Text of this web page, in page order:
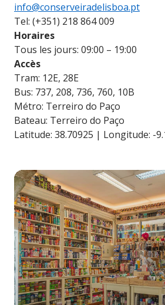
info@conserveiradelisboa.pt
Tel: (+351) 218 864 009
Horaires
Tous les jours: 09:00 – 19:00
Accès
Tram: 12E, 28E
Bus: 737, 208, 736, 760, 10B
Métro: Terreiro do Paço
Bateau: Terreiro do Paço
Latitude: 38.70925 | Longitude: -